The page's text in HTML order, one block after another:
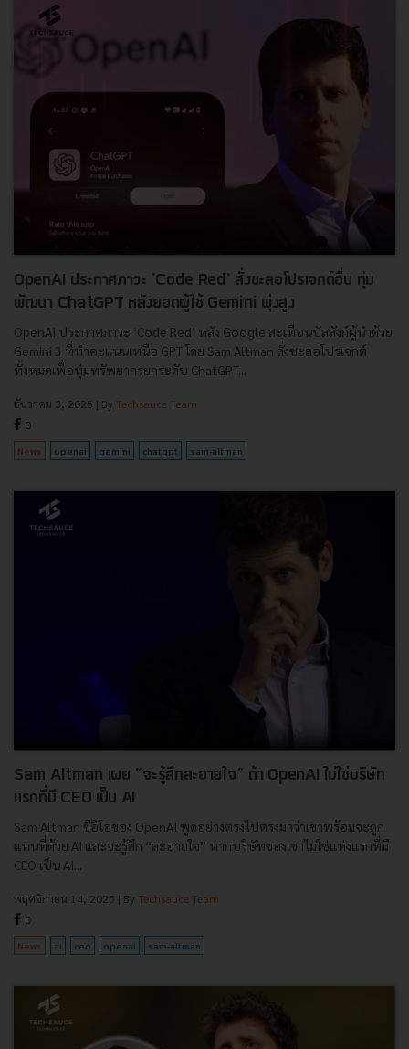
OpenAI ประกาศภาวะ 'Code Red' สั่งชะลอโปรเจกต์อื่น ทุ่ม
พัฒนา ChatGPT หลังยอดผู้ใช้ Gemini พุ่งสูง
OpenAI ประกาศภาวะ ‘Code Red’ หลัง Google สะเทือนบัลลังก์ผู้นำด้วย
Gemini 3 ที่ทำคะแนนเหนือ GPT โดย Sam Altman สั่งชะลอโปรเจกต์
ทั้งหมดเพื่อทุ่มทรัพยากรยกระดับ ChatGPT...
ธันวาคม 3, 2025 | By Techsauce Team
0
News openai gemini chatgpt sam-altman
Sam Altman เผย “จะรู้สึกละอายใจ” ถ้า OpenAI ไม่ใช่บริษัท
แรกที่มี CEO เป็น AI
Sam Altman ซีอีโอของ OpenAI พูดอย่างตรงไปตรงมาว่าเขาพร้อมจะถูก
แทนที่ด้วย AI และจะรู้สึก “ละอายใจ” หากบริษัทของเขาไม่ใช่แห่งแรกที่มี
CEO เป็น AI...
พฤศจิกายน 14, 2025 | By Techsauce Team
0
News ai ceo openai sam-altman